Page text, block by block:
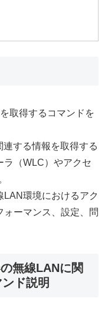
取得するコマンドを
する情報を取得する
ラ（WLC）やアクセ
LAN環境におけるアク
ーマンス、設定、問
無線LANに関
ド説明